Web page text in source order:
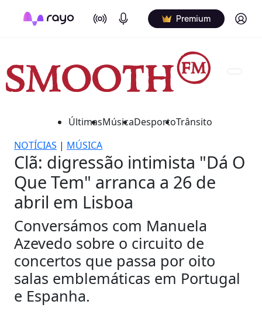
On Air Podcasts Premium Log in
ÚltimasMúsicaDesportoTrânsito
NOTÍCIAS | MÚSICA
Clã: digressão intimista "Dá O
Que Tem" arranca a 26 de
abril em Lisboa
Conversámos com Manuela
Azevedo sobre o circuito de
concertos que passa por oito
salas emblemáticas em Portugal
e Espanha.